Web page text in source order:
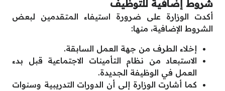
شروط إضافية للتوظيف
أكدت الوزارة على ضرورة استيفاء المتقدمين لبعض
الشروط الإضافية، منها:
إخلاء الطرف من جهة العمل السابقة.
الاستبعاد من نظام التأمينات الاجتماعية قبل بدء
العمل في الوظيفة الجديدة.
كما أشارت الوزارة إلى أن الدورات التدريبية وسنوات